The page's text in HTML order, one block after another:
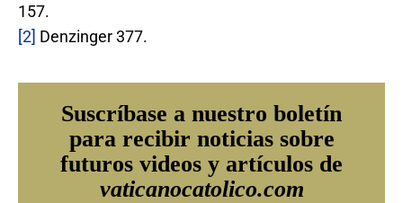
157.
[2] Denzinger 377.
Suscríbase a nuestro boletín
para recibir noticias sobre
futuros videos y artículos de
vaticanocatolico.com